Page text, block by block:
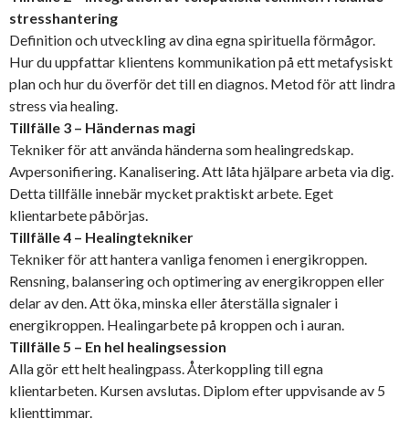
stresshantering
Definition och utveckling av dina egna spirituella förmågor.
Hur du uppfattar klientens kommunikation på ett metafysiskt
plan och hur du överför det till en diagnos. Metod för att lindra
stress via healing.
Tillfälle 3 – Händernas magi
Tekniker för att använda händerna som healingredskap.
Avpersonifiering. Kanalisering. Att låta hjälpare arbeta via dig.
Detta tillfälle innebär mycket praktiskt arbete. Eget
klientarbete påbörjas.
Tillfälle 4 – Healingtekniker
Tekniker för att hantera vanliga fenomen i energikroppen.
Rensning, balansering och optimering av energikroppen eller
delar av den. Att öka, minska eller återställa signaler i
energikroppen. Healingarbete på kroppen och i auran.
Tillfälle 5 – En hel healingsession
Alla gör ett helt healingpass. Återkoppling till egna
klientarbeten. Kursen avslutas. Diplom efter uppvisande av 5
klienttimmar.